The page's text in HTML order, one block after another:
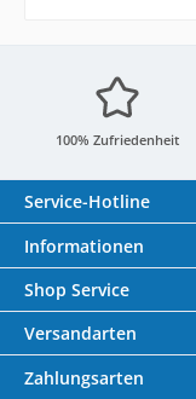
100% Zufriedenheit
Service-Hotline
Informationen
Shop Service
Versandarten
Zahlungsarten